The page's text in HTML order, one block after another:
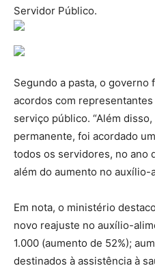
Servidor Público.
Segundo a pasta, o
acordos com
serviço público. “Além
permanente, foi acordado
todos os servidores, no ano
além do aumento no auxílio-
Em nota, o ministério
novo reajuste no auxílio-
1.000 (aumento de 52%);
destinados à assistência à